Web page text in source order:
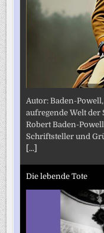
Autor: Baden-
aufregende Welt der
Robert Baden-
Schriftsteller und
[...]
Die lebende Tote